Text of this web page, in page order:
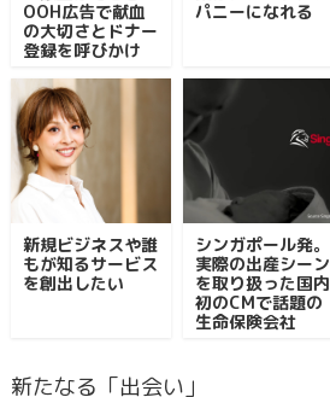
OOH広告で献血
の大切さとドナー
登録を呼びかけ
パニーになれる
新規ビジネスや誰
もが知るサービス
を創出したい
シンガポール発。
実際の出産シーン
を取り扱った国内
初のCMで話題の
生命保険会社
新たなる「出会い」